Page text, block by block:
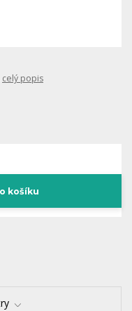
celý popis
košíku